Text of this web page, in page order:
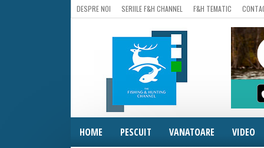
DESPRE NOI SERIILE F&H CHANNEL F&H TEMATIC
HOME PESCUIT VANATOARE VIDEO